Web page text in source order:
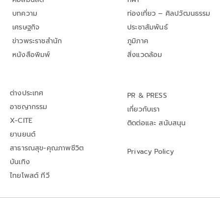
บทความ
เศรษฐกิจ
ข่าวพระราชสำนัก
หนังสือพิมพ์
ท่องเที่ยว – ศิลปวัฒนธรรม
ประชาสัมพันธ์
ภูมิภาค
สิ่งแวดล้อม
ต่างประเทศ
อาชญากรรม
X-CITE
ยานยนต์
สาธารณสุข-คุณภาพชีวิต
บันเทิง
ไทยโพสต์ ทีวี
PR & PRESS
เกี่ยวกับเรา
ติดต่อและ สนับสนุน
Privacy Policy